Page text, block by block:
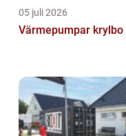
05 juli 2026
Värmepumpar krylbo